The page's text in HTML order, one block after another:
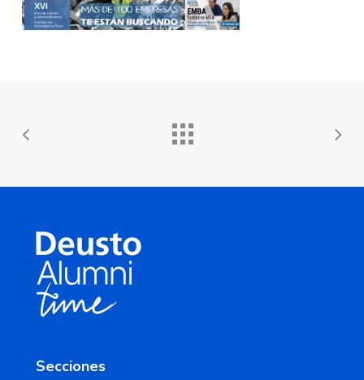
Secciones